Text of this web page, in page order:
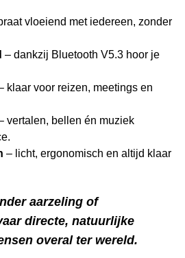
vloeiend met iedereen, zonder
– dankzij Bluetooth V5.3 hoor je
klaar voor reizen, meetings en
vertalen, bellen én muziek
– licht, ergonomisch en altijd klaar
aarzeling of
directe, natuurlijke
overal ter wereld.